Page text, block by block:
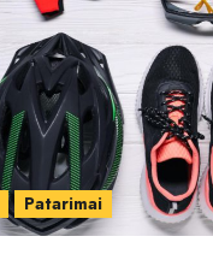
Patarimai